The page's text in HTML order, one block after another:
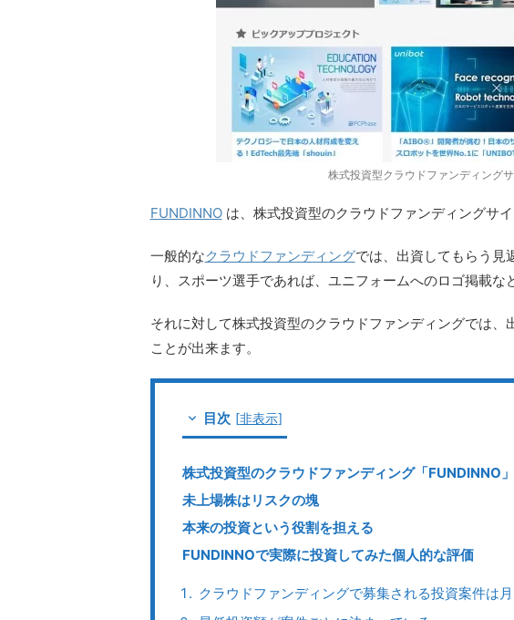
株式投資型クラウドファンディング
FUNDINNO は、株式投資型のクラウドファンディングサイ
一般的なクラウドファンディングでは、出資してもらう見
り、スポーツ選手であれば、ユニフォームへのロゴ掲載な
それに対して株式投資型のクラウドファンディングでは
ことが出来ます。
目次 [非表示]
株式投資型のクラウドファンディング「FUNDINNO
未上場株はリスクの塊
本来の投資という役割を担える
FUNDINNOで実際に投資してみた個人的な評価
クラウドファンディングで募集される投資案件は